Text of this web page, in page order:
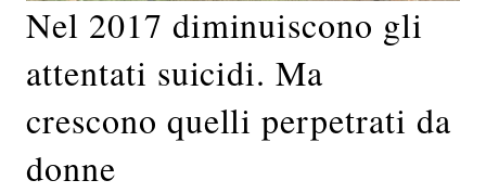
Nel 2017 diminuiscono gli
attentati suicidi. Ma
crescono quelli perpetrati da
donne